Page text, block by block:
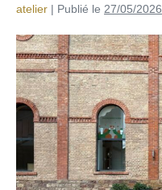
atelier | Publié le 27/05/2026